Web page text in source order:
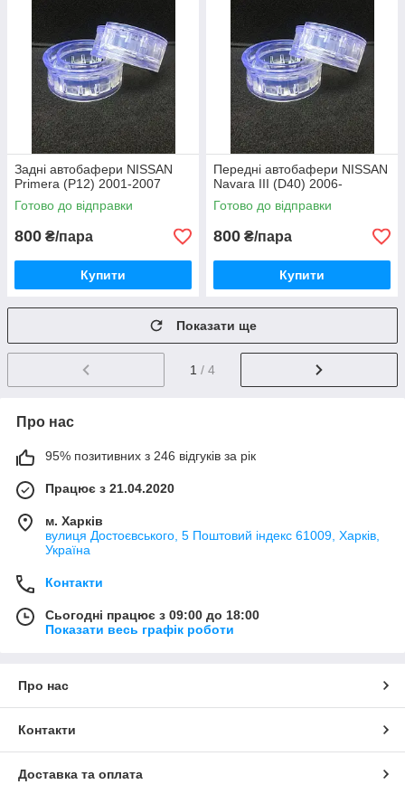
Задні автобафери NISSAN
Primera (P12) 2001-2007
Готово до відправки
800 ₴/пара
Купити
Передні автобафери NISSAN
Navara III (D40) 2006-
Готово до відправки
800 ₴/пара
Купити
Показати ще
1 / 4
Про нас
95% позитивних з 246 відгуків за рік
Працює з 21.04.2020
м. Харків
вулиця Достоєвського, 5 Поштовий індекс 61009, Харків,
Україна
Контакти
Сьогодні працює з 09:00 до 18:00
Показати весь графік роботи
Про нас
Контакти
Доставка та оплата